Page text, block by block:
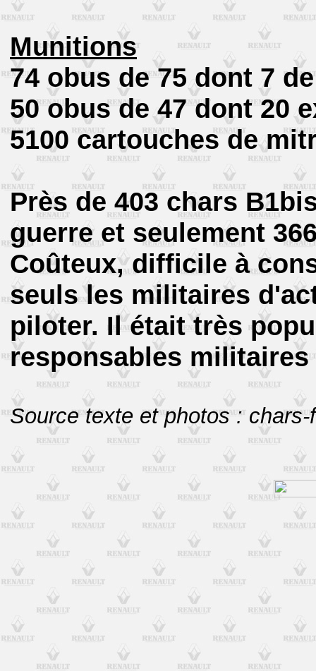
Munitions
74 obus de 75 dont 7
50 obus de 47 dont 20
5100 cartouches de
Près de 403 chars
guerre et seulement
Coûteux, difficile à
seuls les militaires
piloter. Il était très
responsables
Source texte et photos :